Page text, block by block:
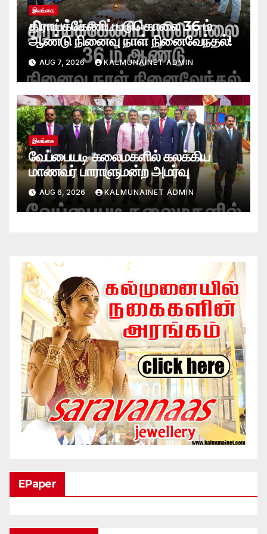
இலங்கை
திராய்க்கேணிப் படுகொலை 36 ம்
ஆண்டு நினைவு நாள் நினைவேந்தல்!
AUG 7, 2026 KALMUNAINET ADMIN
இலங்கை
வேப்பையடி கலைமகளில் கலக்கிய
மாணவர் பாராளுமன்ற அமர்வு
AUG 6, 2026 KALMUNAINET ADMIN
EPaper